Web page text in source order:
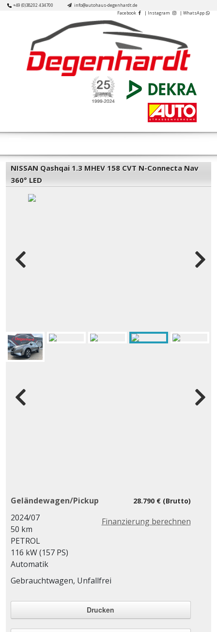
Skip+49 (0)38202 434700
info@autohaus-degenhardt.de
Facebook
| Instagram | WhatsApp
Button
NISSAN Qashqai 1.3 MHEV 158 CVT N-Connecta Nav
360° LED
28.790 € (Brutto)
Finanzierung berechnen
Geländewagen/Pickup
2024/07
50 km
PETROL
116 kW (157 PS)
Automatik
Gebrauchtwagen, Unfallfrei
Drucken